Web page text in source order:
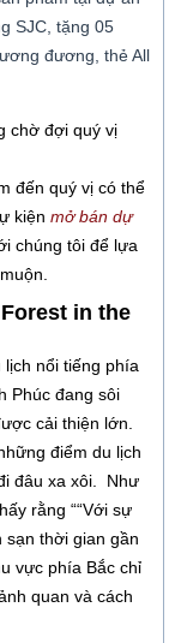
SJC, tặng 05
đương, thẻ All
chờ đợi quý vị
đến quý vị có thể
kiệnmở bán dự
chúng tôi để lựa
in the
lịch nổi tiếng phía
Phúc đang sôi
cải thiện lớn.
điểm du lịch
đâu xa xôi. Như
rằng ““Với sự
sạn thời gian gần
vực phía Bắc chỉ
quan và cách